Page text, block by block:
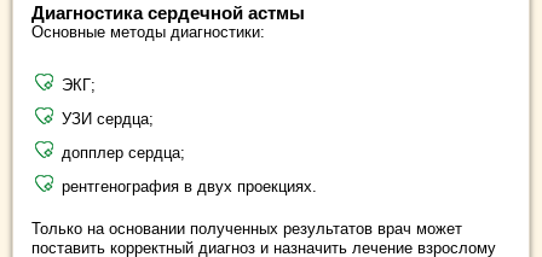
Диагностика сердечной астмы
Основные методы диагностики:
ЭКГ;
УЗИ сердца;
допплер сердца;
рентгенография в двух проекциях.
Только на основании полученных результатов врач может
поставить корректный диагноз и назначить лечение взрослому